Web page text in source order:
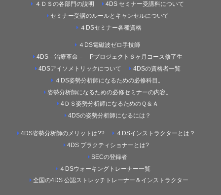
４ＤＳの各部門の説明
4DS セミナー受講料について
セミナー受講のルールとキャンセルについて
４DSセミナー各種資格
４DS電磁波ゼロ手技師
4DS－治療革命－ Pプロジェクト６ヶ月コース修了生
4DSアイソメトリックについて
4DSの資格者一覧
４DS姿勢分析師になるための必修科目。
姿勢分析師になるための必修セミナーの内容。
4ＤＳ姿勢分析師になるためのＱ＆Ａ
4DSの姿勢分析師になるには？
4DS姿勢分析師のメリットは??
４DSインストラクターとは？
4DS プラクティショナーとは?
SECの登録者
４DSウォーキングトレーナー一覧
全国の4DS 公認ストレッチトレーナー＆インストラクター